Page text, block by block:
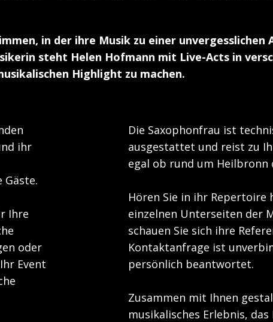
in der ihre Musik zu einer
steht Helen Hofmann mit Live-Acts in
Highlight zu machen.
ihr
Ihre
oder
Event
Die Saxophonfrau ist
ausgestattet und reist zu
egal ob rund um
Hören Sie in ihr Repertoire
einzelnen Unterseiten der
schauen Sie sich ihre
Kontaktanfrage ist
persönlich beantwortet.
Zusammen mit Ihnen
musikalisches Erlebnis,